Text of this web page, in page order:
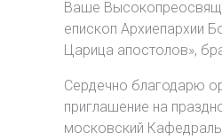
Ваше
епископ Архиепархии
Царица апостолов»,
Сердечно благодарю
приглашение на
московский